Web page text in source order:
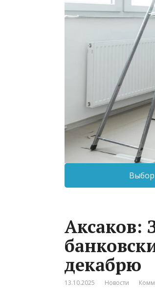
Аксаков:
декабрю
13.10.2025 Новости